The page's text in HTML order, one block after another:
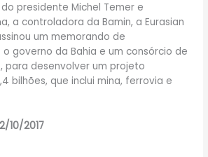
presidente Michel Temer e
a controladora da Bamin, a Eurasian
um memorando de
governo da Bahia e um consórcio de
para desenvolver um projeto
bilhões, que inclui mina, ferrovia e
10/2017